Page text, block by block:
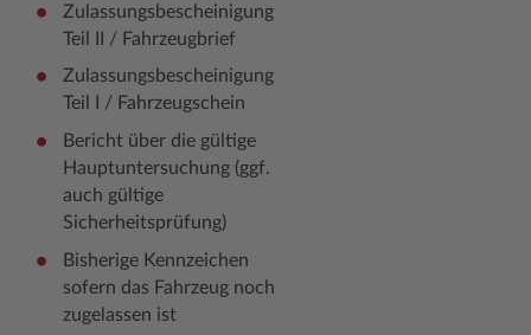
Zulassungsbescheinigung
Teil II / Fahrzeugbrief
Zulassungsbescheinigung
Teil I / Fahrzeugschein
Bericht über die gültige
Hauptuntersuchung (ggf.
auch gültige
Sicherheitsprüfung)
Bisherige Kennzeichen
sofern das Fahrzeug noch
zugelassen ist